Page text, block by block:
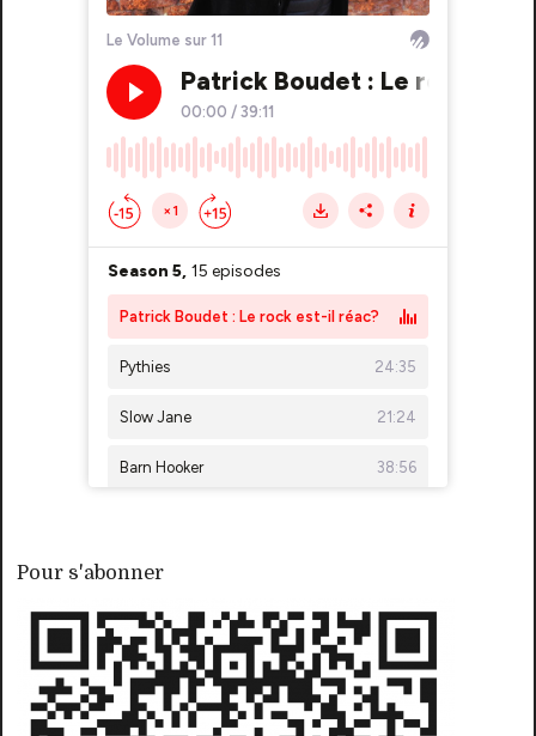
Pour s'abonner